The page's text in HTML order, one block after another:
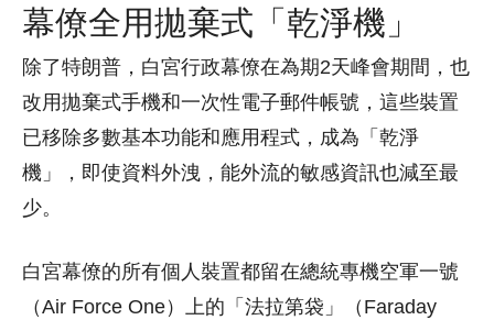
幕僚全用拋棄式「乾淨機」
除了特朗普，白宮行政幕僚在為期2天峰會期間，也
改用拋棄式手機和一次性電子郵件帳號，這些裝置
已移除多數基本功能和應用程式，成為「乾淨
機」，即使資料外洩，能外流的敏感資訊也減至最
少。
白宮幕僚的所有個人裝置都留在總統專機空軍一號
（Air Force One）上的「法拉第袋」（Faraday